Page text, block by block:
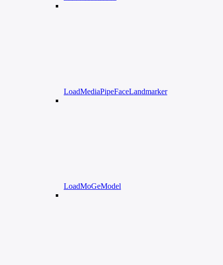
LoadMediaPipeFaceLandmarker
LoadMoGeModel